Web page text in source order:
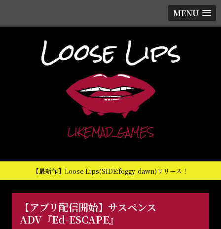
MENU
【最新作】Loose Lips(SIDE:foggy_dawn)リリース！
【アプリ配信開始】サスペンス
ADV『Ed-ESCAPE』